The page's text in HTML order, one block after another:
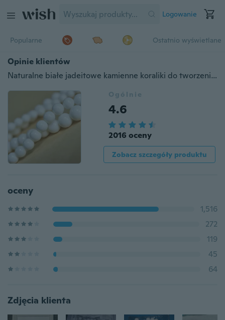
Logowanie
Popularne Ostatnio wyświetlane
Opinie klientów
Naturalne białe jadeitowe kamienne koraliki do tworzenia biżuterii DIY 4/6/8/10 / 12mm Strand 15.5 ''
Ogólnie
4.6
2016 oceny
Zobacz szczegóły produktu
oceny
1,516
272
119
45
64
Zdjęcia klienta